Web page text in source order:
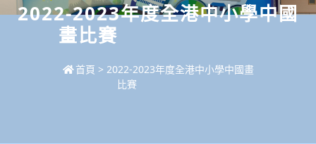
2022-2023年度全港中小學中國
畫比賽
首頁 > 2022-2023年度全港中小學中國畫
比賽